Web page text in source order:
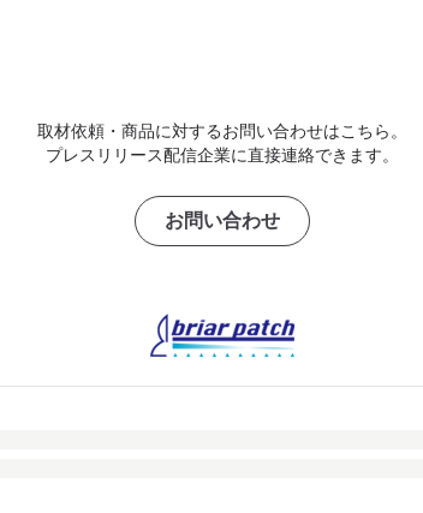
取材依頼・商品に対するお問い合わせはこちら。
プレスリリース配信企業に直接連絡できます。
お問い合わせ